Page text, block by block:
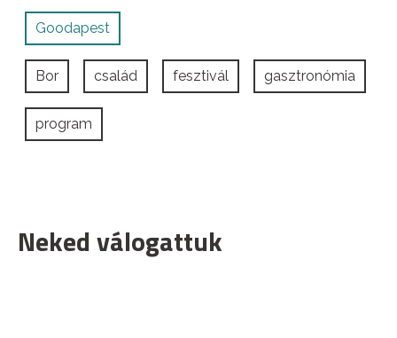
Goodapest
Bor család fesztivál gasztronómia
program
Neked válogattuk